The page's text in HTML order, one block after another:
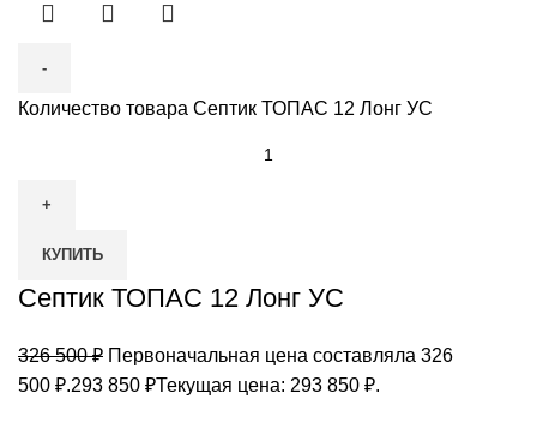
Количество товара Септик ТОПАС 12 Лонг УС
КУПИТЬ
Септик ТОПАС 12 Лонг УС
326 500₽ Первоначальная цена составляла 326
500 ₽.293 850 ₽Текущая цена: 293 850 ₽.